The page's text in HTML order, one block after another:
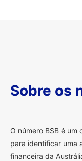
Sobre os
O número BSB é
para identificar uma
financeira da